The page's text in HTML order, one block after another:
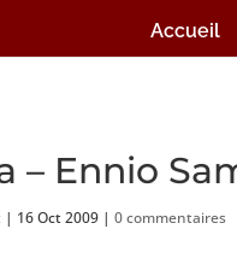
Accueil
– Ennio
| 16 Oct 2009 |0 commentaires